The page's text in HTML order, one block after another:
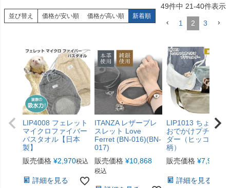
並び替え 価格が安い順 価格が高い順 新着順
49件中 21-40件表示
1 2 3
LIP4008 フェレット
マイクロファイバー
バスタオル【日本
製】
販売価格 ¥2,970税込
詳細を見る
ITANZA レザーブレ
スレット Love
Ferret (BN-016)(BN-
017)
販売価格 ¥10,868
税込
LIP1013 ちょこっ
おでかけプチショ
ダー（ヒッコリー
柄）
販売価格 ¥7,920
詳細を見る